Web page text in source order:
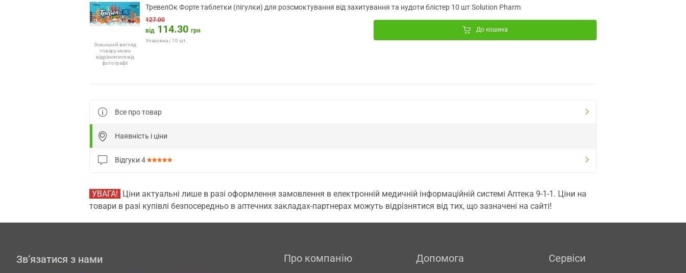
Зовнішній вигляд
товару може
відрізнятися від
фотографії
ТревелОк Форте таблетки (пігулки) для розсмоктування від захитування та нудоти блістер 10 шт Solution Pharm
127.00
від 114.30 грн
Упаковка / 10 шт.
До кошика
Все про товар
Наявність і ціни
Відгуки 4
УВАГА! Ціни актуальні лише в разі оформлення замовлення в електронній медичній інформаційній системі Аптека 9-1-1. Ціни на
товари в разі купівлі безпосередньо в аптечних закладах-партнерах можуть відрізнятися від тих, що зазначені на сайті!
Зв’язатися з нами Про компанію Допомога Сервіси